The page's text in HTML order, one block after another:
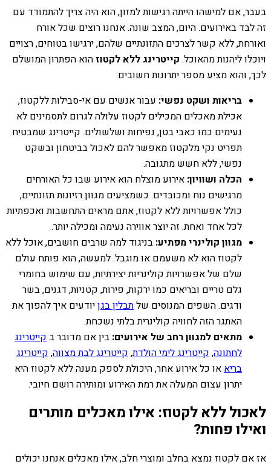
בעבר, אם למישהו הייתה רגישות למזון, הוא היה צריך להתמודד עם
זה לבד באירועים. היום, המצב שונה. אנחנו רוצים שכל אורח
ואורחת, ללא קשר לצרכים התזונתיים שלהם, ירגישו בטוחים, רצויים
ויוכלו ליהנות מהאוכל. קייטרינג ללא לקטוז הוא הפתרון המושלם
לכך, והוא מציע מספר יתרונות חשובים:
בריאות ושקט נפשי: עבור אנשים עם אי-סבילות ללקטוז,
אכילת מאכלים המכילים לקטוז עלולה לגרום לתסמינים לא
נעימים כמו כאבי בטן, נפיחות ושלשולים. קייטרינג שמבטיח
תפריט נקי מלקטוז מאפשר להם לאכול בביטחון ובשקט
נפשי, ללא חשש מתגובה.
הכלה ושוויון: אירוע מוצלח הוא אירוע שבו כל האורחים
מרגישים נוח ומכובדים. כשמציעים מגוון רזיונות תזונתיים,
כולל אפשרויות ללא לקטוז, אתם מראים התחשבות ואכפתיות
לכל אחד ואחת. זה יוצר אווירה נעימה ומכילה יותר.
מגוון קולינרי מפתיע: בניגוד למה שרבים חושבים, אוכל ללא
לקטוז הוא לא משעמם או מוגבל. למעשה, הוא פותח עולם
שלם של אפשרויות קולינריות יצירתיות, עם שימוש בחומרי
גלם טריים ובריאים כמו ירקות, פירות, קטניות, דגנים, בשר
ודגים. השפים המנוסים שלתבלין בגןיודעים איך להפוך את
האתגר הזה לחוויה קולינרית בלתי נשכחת.
מתאים למגוון רחב של אירועים: בין אם מדובר בקייטרינג
לחתונה,קייטרינג לימי הולדת,קייטרינג לבת מצווה,קייטרינג
בריאאו כל אירוע אחר, היכולת לספק מענה ללא לקטוז היא
יתרון עצום המעלה את רמת האירוע ומותירה רושם חיובי.
לאכול ללא לקטוז: אילו מאכלים מותרים
ואילו פחות?
אז אם לקטוז נמצא בחלב ומוצרי חלב, אילו מאכלים אנחנו יכולים